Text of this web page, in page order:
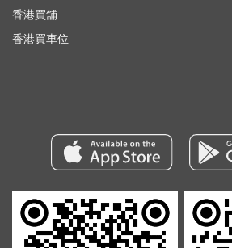
香港買舖
香港買車位